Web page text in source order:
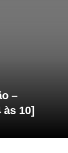
–
10]